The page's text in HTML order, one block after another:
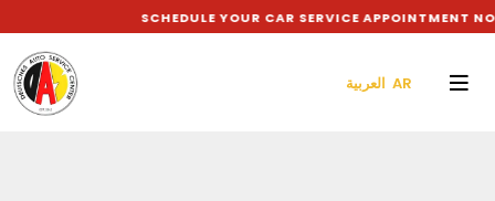
SCHEDULE YOUR CAR SERVICE APPOINTMENT
العربية AR